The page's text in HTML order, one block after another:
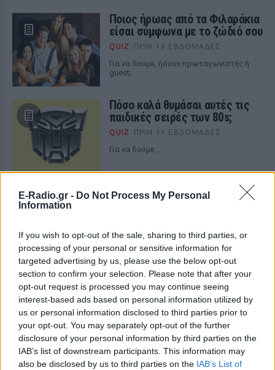
E-Radio.gr - Do Not Process My Personal
Information
If you wish to opt-out of the sale, sharing to third parties, or
processing of your personal or sensitive information for
targeted advertising by us, please use the below opt-out
section to confirm your selection. Please note that after your
opt-out request is processed you may continue seeing
interest-based ads based on personal information utilized by
us or personal information disclosed to third parties prior to
your opt-out. You may separately opt-out of the further
disclosure of your personal information by third parties on the
IAB’s list of downstream participants. This information may
also be disclosed by us to third parties on the IAB’s List of
Ποιος ήρωας από τα Φιλαράκια
είσαι σύμφωνα με το ζώδιό σου
QUIZ ΠΡΙΝ 16 ΕΒΔΟΜΆΔΕΣ
Για να δούμε, ήσουν πρωταγωνιστής ή
guest;
Πόσο καλά θυμάσαι αυτές τις
παιδικές σειρές των 80s;
QUIZ ΠΡΙΝ 31 ΕΒΔΟΜΆΔΕΣ
Για να δούμε...
Ποια ηθοποιός άνω των 50
είναι η φαντασίωση σου;
Πέσαμε κοντά;